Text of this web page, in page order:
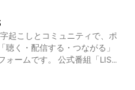
ザーズにて上場。その後2017
を設立し、現在もITの第一線
OND: https://ond-inc.com/ .
】 築100年を超える元遊
起こしとコミュニティで、ポ
聴く・配信する・つながる」
ォームです。 公式番組「LIST